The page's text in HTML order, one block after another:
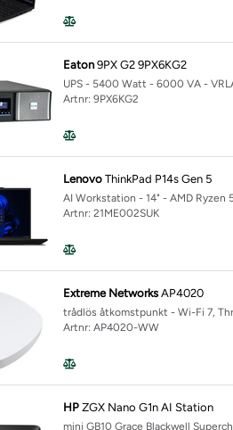
Next Gen AI
Gen
G2a Notebook Next Gen, G2i
Eaton 9PX G2 9PX6KG2
UPS - 5400 Watt - 6000 VA -
Artnr: 9PX6KG2
Lenovo ThinkPad P14s Gen 5
AI Workstation - 14" - AMD Ryzen
Artnr: 21ME002SUK
Extreme Networks AP4020
trådlös åtkomstpunkt - Wi-Fi 7,
Artnr: AP4020-WW
HP ZGX Nano G1n AI Station
mini GB10 Grace Blackwell